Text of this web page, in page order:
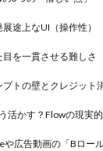
途上なUI（操作性）
目を一貫させる難しさ
プトの壁とクレジット
活かす？Flowの現実
や広告動画の「Bロー